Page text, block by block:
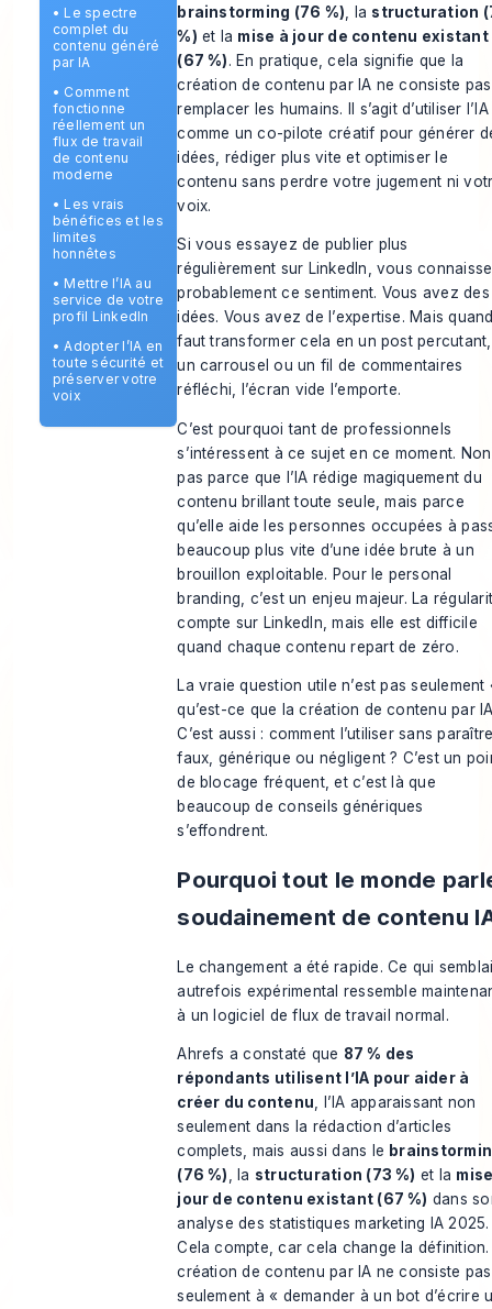
• Le spectre
complet du
contenu généré
par IA
• Comment
fonctionne
réellement un
flux de travail
de contenu
moderne
• Les vrais
bénéfices et les
limites
honnêtes
• Mettre l’IA au
service de votre
profil LinkedIn
•Adopter l’IA en
toute sécurité et
préserver votre
voix
brainstorming (76 %) , la structuration
%) et la mise à jour de contenu existant
(67 %). En pratique, cela signifie que la
création de contenu par IA ne consiste
remplacer les humains. Il s’agit d’utiliser l’IA
comme un co-pilote créatif pour générer
idées, rédiger plus vite et optimiser le
contenu sans perdre votre jugement ni
voix.
Si vous essayez de publier plus
régulièrement sur LinkedIn, vous
probablement ce sentiment. Vous avez des
idées. Vous avez de l’expertise. Mais
faut transformer cela en un post percutant,
un carrousel ou un fil de commentaires
réfléchi, l’écran vide l’emporte.
C’est pourquoi tant de professionnels
s’intéressent à ce sujet en ce moment. Non
pas parce que l’IA rédige magiquement du
contenu brillant toute seule, mais parce
qu’elle aide les personnes occupées à
beaucoup plus vite d’une idée brute à un
brouillon exploitable. Pour le personal
branding, c’est un enjeu majeur. La
compte sur LinkedIn, mais elle est difficile
quand chaque contenu repart de zéro.
La vraie question utile n’est pas seulement
qu’est-ce que la création de contenu par
C’est aussi : comment l’utiliser sans
faux, générique ou négligent ? C’est un
de blocage fréquent, et c’est là que
beaucoup de conseils génériques
s’effondrent.
Pourquoi tout le monde
soudainement de contenu
Le changement a été rapide. Ce qui
autrefois expérimental ressemble
à un logiciel de flux de travail normal.
Ahrefs a constaté que 87 % des
répondants utilisent l’IA pour aider à
créer du contenu, l’IA apparaissant non
seulement dans la rédaction d’articles
complets, mais aussi dans le
(76 %), la structuration (73 %) et la
jour de contenu existant (67 %) dans
analyse des statistiques marketing IA 2025.
Cela compte, car cela change la définition.
création de contenu par IA ne consiste pas
seulement à « demander à un bot d’écrire